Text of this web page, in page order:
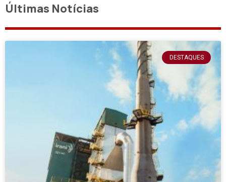
Últimas Notícias
DESTAQUES